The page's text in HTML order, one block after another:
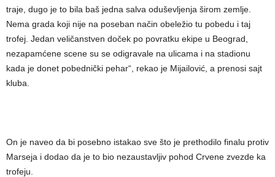
traje, dugo je to bila baš jedna salva oduševljenja širom zemlje.
Nema grada koji nije na poseban način obeležio tu pobedu i taj
trofej. Jedan veličanstven doček po povratku ekipe u Beograd,
nezapamćene scene su se odigravale na ulicama i na stadionu
kada je donet pobednički pehar“, rekao je Mijailović, a prenosi sajt
kluba.
On je naveo da bi posebno istakao sve što je prethodilo finalu protiv
Marseja i dodao da je to bio nezaustavljiv pohod Crvene zvezde ka
trofeju.